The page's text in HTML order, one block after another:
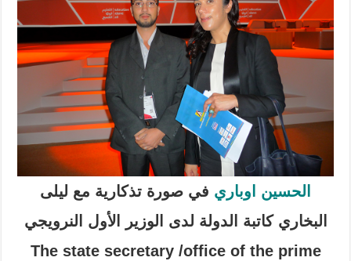
الحسين اوباري في صورة تذكارية مع ليلى
البخاري كاتبة الدولة لدى الوزير الأول النرويجي
The state secretary /office of the prime